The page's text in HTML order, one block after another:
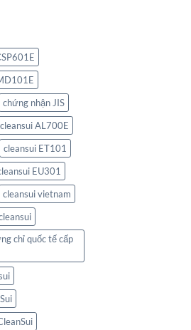
chứng nhận JIS
cleansui AL700E
cleansui ET101
EU301
cleansui vietnam
chỉ quốc tế cấp